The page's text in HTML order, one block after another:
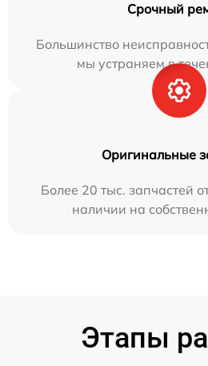
Срочный
Большинство
мы устраняем в
Оригинальные
Более 20 тыс. запчастей
наличии на
Этапы